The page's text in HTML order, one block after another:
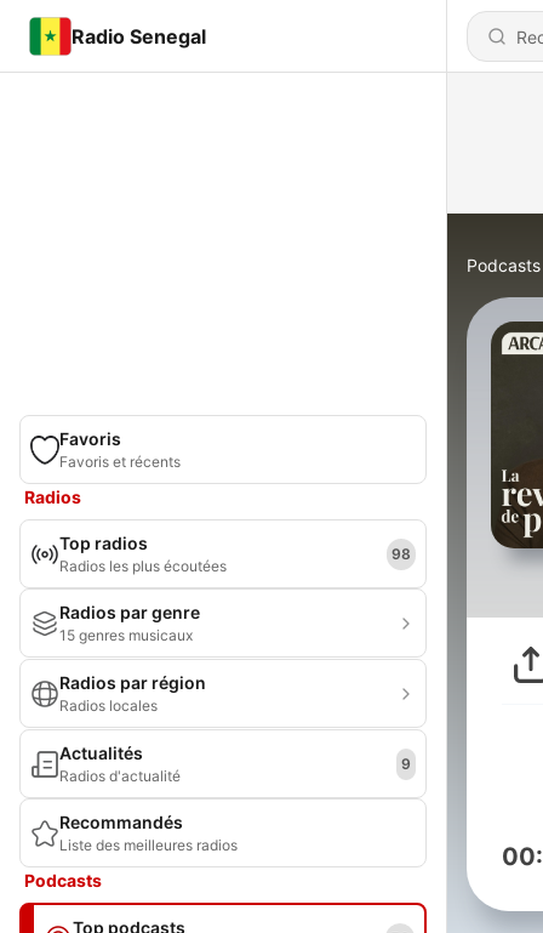
Radio Senegal
Favoris
Favoris et récents
Radios
Top radios
Radios les plus écoutées
98
Radios par genre
15 genres musicaux
Radios par région
Radios locales
Actualités
Radios d'actualité
9
Recommandés
Liste des meilleures radios
Podcasts
Top podcasts
Podcasts